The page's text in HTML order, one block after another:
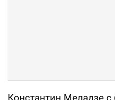
Константин Меладзе